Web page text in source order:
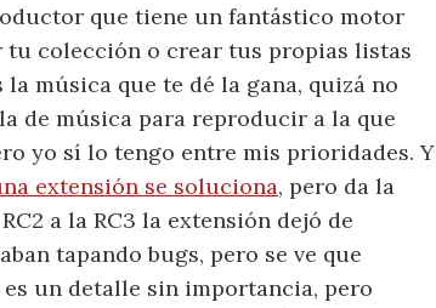
que tiene un fantástico motor
colección o crear tus propias listas
música que te dé la gana, quizá no
de música para reproducir a la que
yo sí lo tengo entre mis prioridades. Y
extensión se soluciona, pero da la
a la RC3 la extensión dejó de
tapando bugs, pero se ve que
un detalle sin importancia, pero